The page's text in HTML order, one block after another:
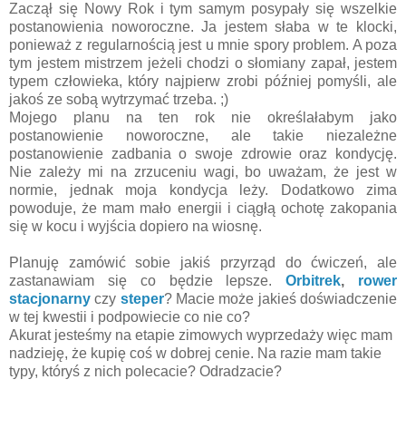
Zaczął się Nowy Rok i tym samym posypały się wszelkie
postanowienia noworoczne. Ja jestem słaba w te klocki,
ponieważ z regularnością jest u mnie spory problem. A poza
tym jestem mistrzem jeżeli chodzi o słomiany zapał, jestem
typem człowieka, który najpierw zrobi później pomyśli, ale
jakoś ze sobą wytrzymać trzeba. ;)
Mojego planu na ten rok nie określałabym jako
postanowienie noworoczne, ale takie niezależne
postanowienie zadbania o swoje zdrowie oraz kondycję.
Nie zależy mi na zrzuceniu wagi, bo uważam, że jest w
normie, jednak moja kondycja leży. Dodatkowo zima
powoduje, że mam mało energii i ciągłą ochotę zakopania
się w kocu i wyjścia dopiero na wiosnę.
Planuję zamówić sobie jakiś przyrząd do ćwiczeń, ale
zastanawiam się co będzie lepsze.Orbitrek, rower
stacjonarny czy steper? Macie może jakieś doświadczenie
w tej kwestii i podpowiecie co nie co?
Akurat jesteśmy na etapie zimowych wyprzedaży więc mam
nadzieję, że kupię coś w dobrej cenie. Na razie mam takie
typy, któryś z nich polecacie? Odradzacie?